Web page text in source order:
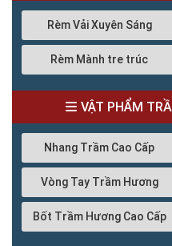
Rèm Vải Xuyên Sáng
Rèm Mành tre trúc
VẬT PHẨM
Nhang Trầm Cao Cấp
Vòng Tay Trầm Hương
Bốt Trầm Hương Cao Cấp